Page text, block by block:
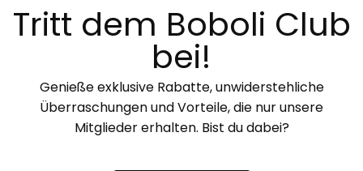
Tritt dem Boboli Club
bei!
Genieße exklusive Rabatte, unwiderstehliche
Überraschungen und Vorteile, die nur unsere
Mitglieder erhalten. Bist du dabei?